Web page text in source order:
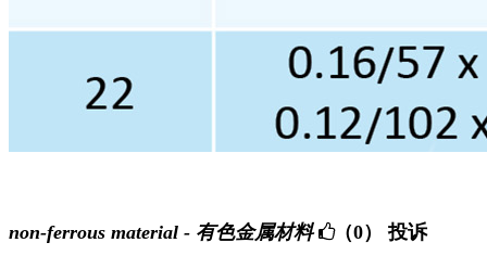
non-ferrous material - 有色金属材料 （0） 投诉